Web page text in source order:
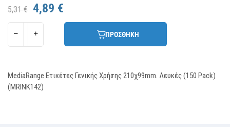
5,31 € 4,89 €
ΠΡΟΣΘΗΚΗ
MediaRange Ετικέτες Γενικής Χρήσης 210χ99mm. Λευκές (150 Pack)
(MRINK142)